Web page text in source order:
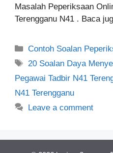
Masalah Peperiksaan
Terengganu N41 . Baca
Categories
Contoh Soalan
Tags
20 Soalan Daya
Pegawai Tadbir N41
N41 Terengganu
Leave a comment